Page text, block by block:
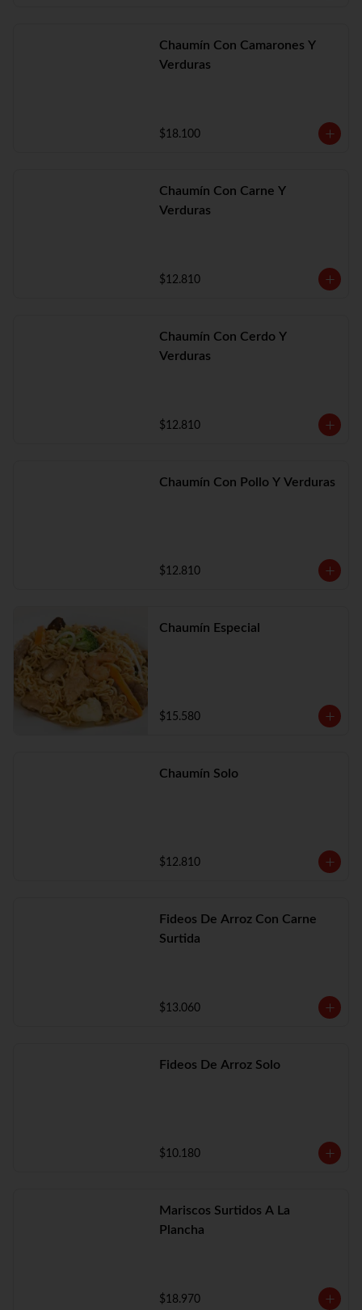
Chaumín Con Camarones Y
Verduras
$18.100
Chaumín Con Carne Y
Verduras
$12.810
Chaumín Con Cerdo Y
Verduras
$12.810
Chaumín Con Pollo Y Verduras
$12.810
Chaumín Especial
$15.580
Chaumín Solo
$12.810
Fideos De Arroz Con Carne
Surtida
$13.060
Fideos De Arroz Solo
$10.180
Mariscos Surtidos A La
Plancha
$18.970